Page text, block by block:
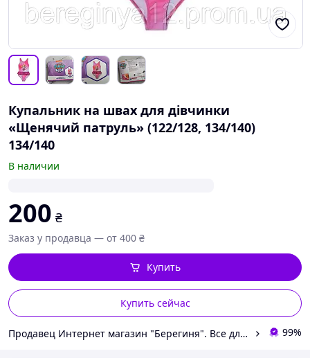
Купальник на швах для дівчинки
«Щенячий патруль» (122/128, 134/140)
134/140
В наличии
200 ₴
Заказ у продавца — от 400 ₴
Купить сейчас
Купить
Продавец Интернет магазин "Берегиня". Все для Мамы и Малыша 99%